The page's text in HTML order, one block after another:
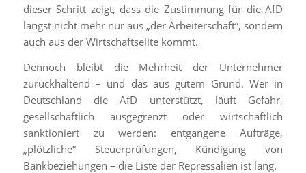
dieser Schritt zeigt, dass die Zustimmung für die AfD
längst nicht mehr nur aus „der Arbeiterschaft“, sondern
auch aus der Wirtschaftselite kommt.
Dennoch bleibt die Mehrheit der Unternehmer
zurückhaltend – und das aus gutem Grund. Wer in
Deutschland die AfD unterstützt, läuft Gefahr,
gesellschaftlich ausgegrenzt oder wirtschaftlich
sanktioniert zu werden: entgangene Aufträge,
„plötzliche“ Steuerprüfungen, Kündigung von
Bankbeziehungen – die Liste der Repressalien ist lang.